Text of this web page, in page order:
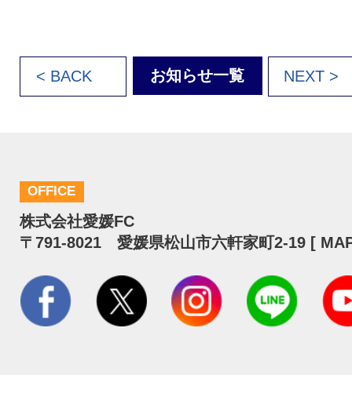
< BACK お知らせ一覧 NEXT >
OFFICE
株式会社愛媛FC
〒791-8021 愛媛県松山市六軒家町2-19 [